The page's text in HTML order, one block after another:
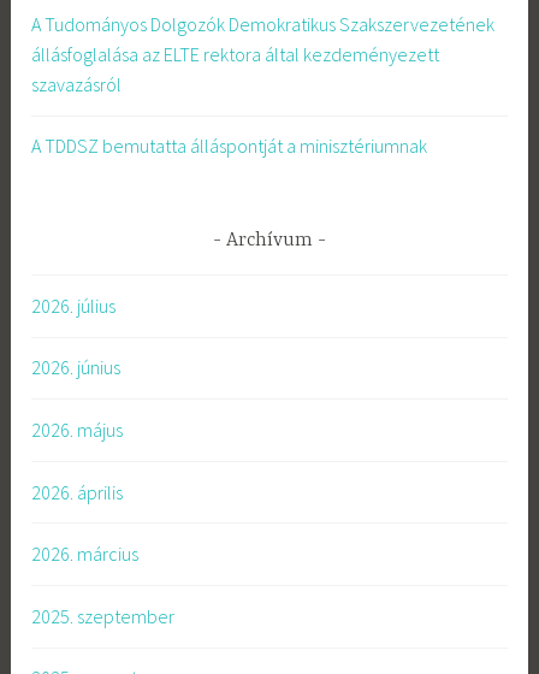
A Tudományos Dolgozók Demokratikus Szakszervezetének
állásfoglalása az ELTE rektora által kezdeményezett
szavazásról
A TDDSZ bemutatta álláspontját a minisztériumnak
Archívum
2026. július
2026. június
2026. május
2026. április
2026. március
2025. szeptember